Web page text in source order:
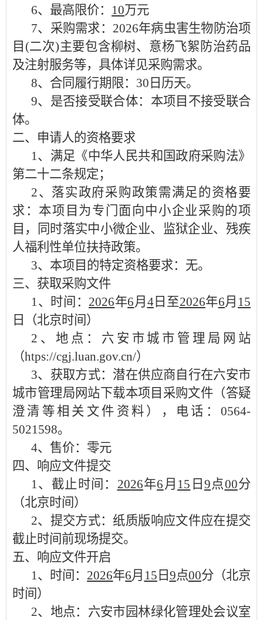
6、最高限价： 10万元
7、采购需求： 2026年病虫害生物防治项
目(二次)主要包含柳树、意杨飞絮防治药品
及注射服务等，具体详见采购需求。
8、合同履行期限： 30日历天。
9、是否接受联合体：本项目不接受联合
体。
二、申请人的资格要求
1、满足《中华人民共和国政府采购法》
第二十二条规定；
2、落实政府采购政策需满足的资格要
求： 本项目为专门面向中小企业采购的项
目，同时落实中小微企业、监狱企业、残疾
人福利性单位扶持政策。
3、本项目的特定资格要求： 无。
三、获取采购文件
1、时间： 2026年6月 4日至2026年6月 15
日
（北京时间）
2、地点： 六安市城市管理局网站
（htps://cgj.luan.gov.cn/）
3、获取方式： 潜在供应商自行在六安市
城市管理局网站 下载本项目采购文件（答疑
澄清等相关文件资料），电话： 0564-
5021598。
4、售价：零元
四、响应文件提交
1、截止时间： 2026年6 月 15 日 9点00分
（北京时间）
2、提交方式：纸质版响应文件应在提交
截止时间前现场提交。
五、 响应文件开启
1、时间： 2026年6月 15 日 9点00分（北京
时间）
2、地点：六安市园林绿化管理处会议室